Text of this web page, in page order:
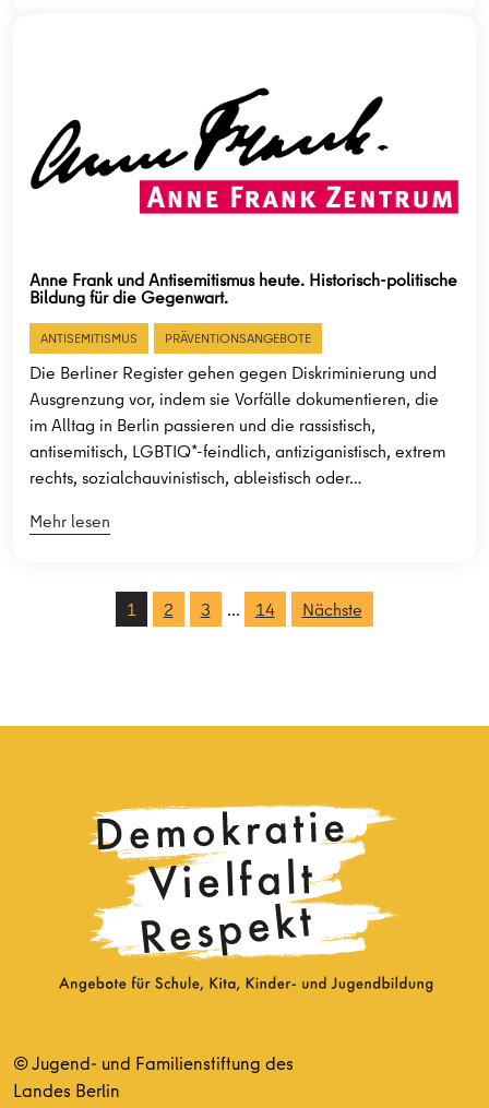
Anne Frank und Antisemitismus heute. Historisch-politische
Bildung für die Gegenwart.
ANTISEMITISMUS PRÄVENTIONSANGEBOTE
Die Berliner Register gehen gegen Diskriminierung und
Ausgrenzung vor, indem sie Vorfälle dokumentieren, die
im Alltag in Berlin passieren und die rassistisch,
antisemitisch, LGBTIQ*-feindlich, antiziganistisch, extrem
rechts, sozialchauvinistisch, ableistisch oder…
Mehr lesen
1 2 3 … 14 Nächste
© Jugend- und Familienstiftung des
Landes Berlin